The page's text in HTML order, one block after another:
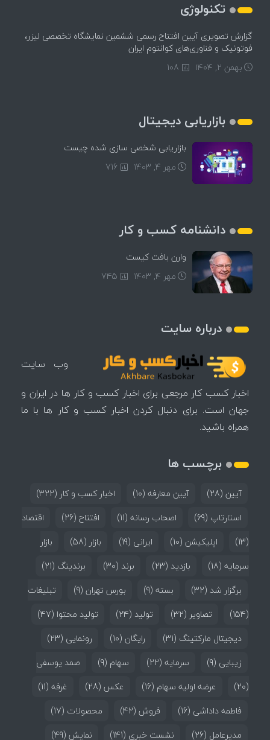
تکنولوژی
گزارش تصویری آیین افتتاح رسمی ششمین نمایشگاه تخصصی لیزر،
فوتونیک و فناوری‌های کوانتوم ایران
بهمن ۲, ۱۴۰۴
108
بازاریابی دیجیتال
بازاریابی شخصی سازی شده چیست
مهر ۴, ۱۴۰۳
716
دانشنامه کسب و کار
وارن بافت کیست
مهر ۴, ۱۴۰۳
745
درباره سایت
وب سایت
اخبار کسب کار مرجعی برای اخبار کسب و کار ها در ایران و
جهان است. برای دنبال کردن اخبار کسب و کار ها با ما
همراه باشید.
برچسب ها
آیین (28) آیین معارفه (10) اخبار کسب و کار (322)
استارتاپ (69) اصحاب رسانه (11) افتتاح (26)
اقتصاد
(13)
اپلیکیشن (10) ایرانی (19) بازار (58)
بازار
سرمایه (18) بازدید (23) برند (30) برندینگ (21)
برگزار شد (32) بسته (9) بورس تهران (9)
تبلیغات
(154)
تصاویر (32) تولید (24) تولید محتوا (47)
دیجیتال مارکتینگ (31) رایگان (10) رونمایی (23)
زیبایی (9) سرمایه (22) سهام (9)
صمد یوسفی
(20)
عرضه اولیه سهام (16) عکس (28) غرفه (11)
فاطمه داداشی (16) فروش (42) محصولات (17)
مدیرعامل (26) نشست خبری (141) نمایش (49)